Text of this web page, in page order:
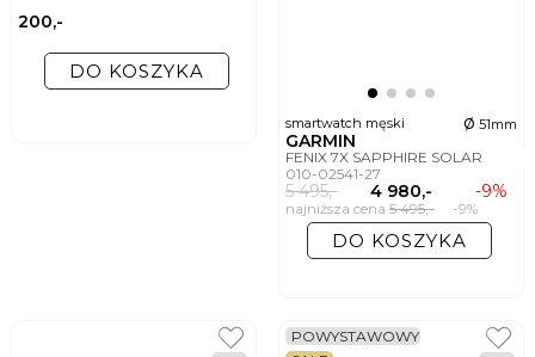
200,-
DO KOSZYKA
smartwatch męski ø 51mm
GARMIN
FENIX 7X SAPPHIRE SOLAR
010-02541-27
5 495,- 4 980,- -9%
najniższa cena 5 495,- -9%
DO KOSZYKA
POWYSTAWOWY